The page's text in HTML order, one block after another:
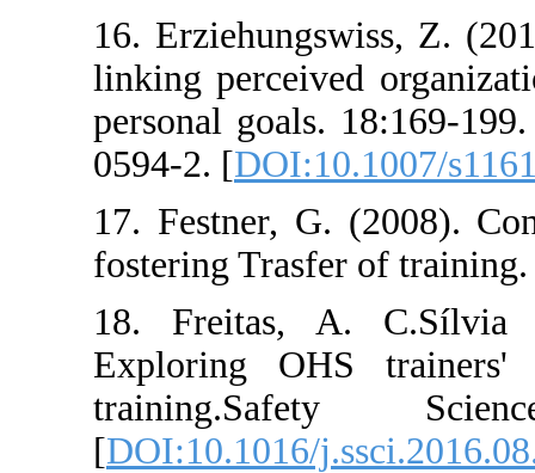
16.
linking
personal goals.
0594-2. [
17. Festner,
fostering
18. Freitas,
Exploring
[DOI:10.1016/